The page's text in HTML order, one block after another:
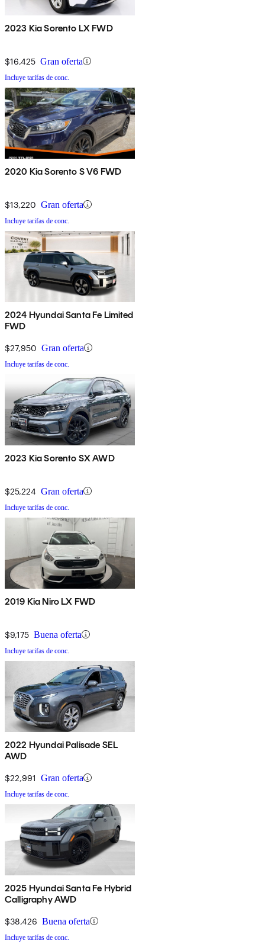
2023 Kia Sorento LX FWD
$16,425 Gran oferta
Incluye tarifas de conc.
2020 Kia Sorento S V6 FWD
$13,220 Gran oferta
Incluye tarifas de conc.
2024 Hyundai Santa Fe Limited
FWD
$27,950 Gran oferta
Incluye tarifas de conc.
2023 Kia Sorento SX AWD
$25,224 Gran oferta
Incluye tarifas de conc.
2019 Kia Niro LX FWD
$9,175 Buena oferta
Incluye tarifas de conc.
2022 Hyundai Palisade SEL
AWD
$22,991 Gran oferta
Incluye tarifas de conc.
2025 Hyundai Santa Fe Hybrid
Calligraphy AWD
$38,426 Buena oferta
Incluye tarifas de conc.